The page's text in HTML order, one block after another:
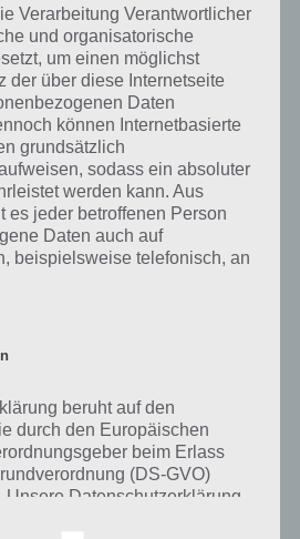
hat dieses eigentlich und was
das Wort auch zu Zauberhafte
Lösungen präsentieren wir daher
keine weiteren Informationen parat!
Teilen auf Facebook
hier auf Touchportal
Verarbeitung Verantwortlicher
und organisatorische
um einen möglichst
der über diese Internetseite
Daten
können Internetbasierte
grundsätzlich
sodass ein absoluter
werden kann. Aus
es jeder betroffenen Person
Daten auch auf
beispielsweise telefonisch, an
beruht auf den
durch den Europäischen
beim Erlass
(DS-GVO)
Unsere Datenschutzerklärung